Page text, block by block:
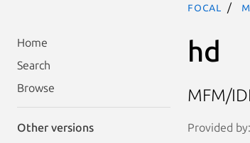
Home
Search
Browse
Other versions
focal
hd
MFM/
Provided by: